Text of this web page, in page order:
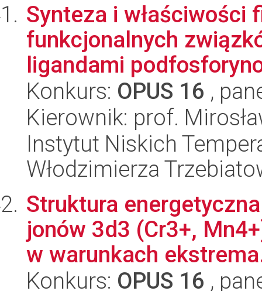
Synteza i właściwości
funkcjonalnych
ligandami
Konkurs: OPUS 16 ,
Kierownik: prof.
Instytut Niskich
Włodzimierza
Struktura
jonów 3d3 (Cr3+,
w warunkach
Konkurs: OPUS 16 ,